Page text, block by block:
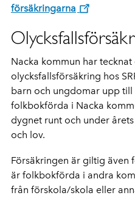
försäkringarna
Nacka kommun har
olycksfallsförsäkring hos
barn och ungdomar upp till
folkbokförda i Nacka
dygnet runt och under
och lov.
Försäkringen är giltig även
är folkbokförda i andra
från förskola/skola eller